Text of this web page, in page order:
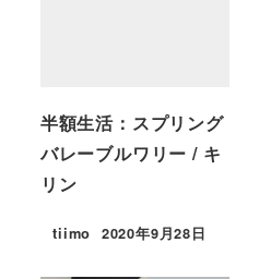
半額生活：スプリング
バレーブルワリー / キ
リン
tiimo 2020年9月28日